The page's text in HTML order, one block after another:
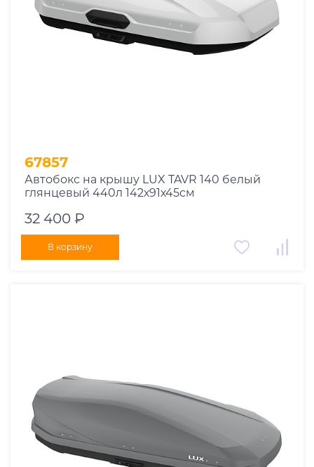
67857
Автобокс на крышу LUX TAVR 140 белый
глянцевый 440л 142х91х45см
32 400 ₽
В корзину